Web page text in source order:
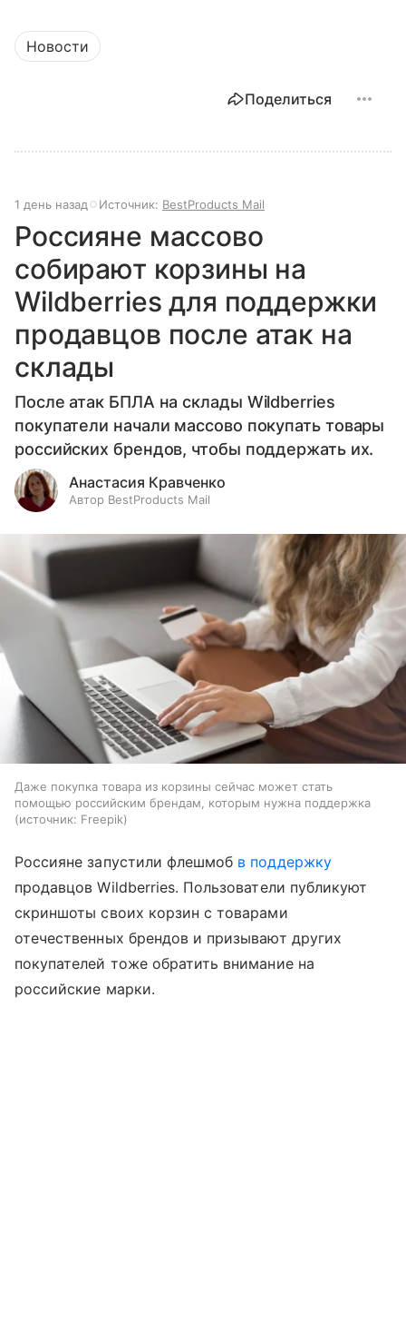
Новости
Поделиться
1 день назад Источник: BestProducts Mail
Россияне массово
собирают корзины на
Wildberries для поддержки
продавцов после атак на
склады
После атак БПЛА на склады Wildberries
покупатели начали массово покупать товары
российских брендов, чтобы поддержать их.
Анастасия Кравченко
Автор BestProducts Mail
Даже покупка товара из корзины сейчас может стать
помощью российским брендам, которым нужна поддержка
источник: Freepik
Россияне запустили флешмоб в поддержку
продавцов Wildberries. Пользователи публикуют
скриншоты своих корзин с товарами
отечественных брендов и призывают других
покупателей тоже обратить внимание на
российские марки.